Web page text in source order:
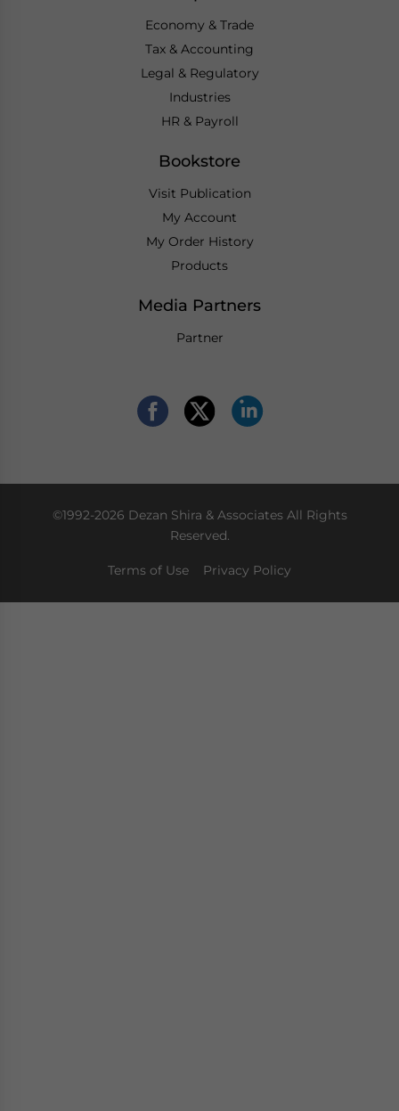
Economy & Trade
Tax & Accounting
Legal & Regulatory
Industries
HR & Payroll
Bookstore
Visit Publication
My Account
My Order History
Products
Media Partners
Partner
©1992-2026 Dezan Shira & Associates All Rights
Reserved.
Terms of Use Privacy Policy